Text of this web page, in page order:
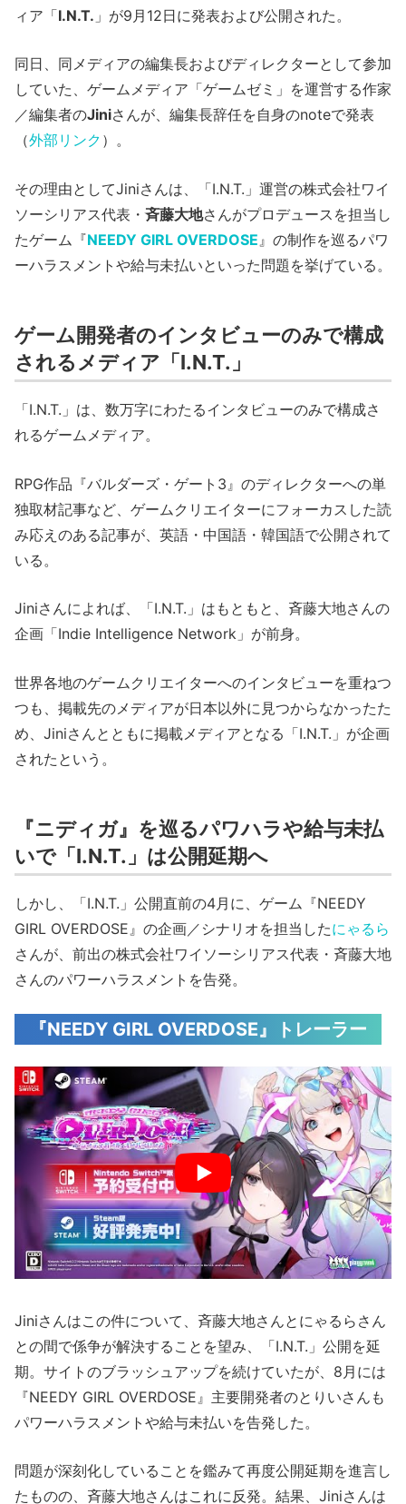
ィア「I.N.T. 」が9月12日に発表および公開された。
同日、同メディアの編集長およびディレクターとして参加
していた、ゲームメディア「ゲームゼミ」を運営する作家
／編集者のJiniさんが、編集長辞任を自身のnoteで発表
（外部リンク ）。
その理由としてJiniさんは、「I.N.T.」運営の株式会社ワイ
ソーシリアス代表・斉藤大地さんがプロデュースを担当し
たゲーム『NEEDY GIRL OVERDOSE 』の制作を巡るパワ
ーハラスメントや給与未払いといった問題を挙げている。
ゲーム開発者のインタビューのみで構成
されるメディア「I.N.T.」
「I.N.T.」は、数万字にわたるインタビューのみで構成さ
れるゲームメディア。
RPG作品『バルダーズ・ゲート3』のディレクターへの単
独取材記事など、ゲームクリエイターにフォーカスした読
み応えのある記事が、英語・中国語・韓国語で公開されて
いる。
Jiniさんによれば、「I.N.T.」はもともと、斉藤大地さんの
企画「Indie Intelligence Network」が前身。
世界各地のゲームクリエイターへのインタビューを重ねつ
つも、掲載先のメディアが日本以外に見つからなかったた
め、Jiniさんとともに掲載メディアとなる「I.N.T.」が企画
されたという。
『ニディガ』を巡るパワハラや給与未払
いで「I.N.T.」は公開延期へ
しかし、「I.N.T.」公開直前の4月に、ゲーム『NEEDY
GIRL OVERDOSE』の企画／シナリオを担当したにゃるら
さんが、前出の株式会社ワイソーシリアス代表・斉藤大地
さんのパワーハラスメントを告発。
『NEEDY GIRL OVERDOSE』トレーラー
Jiniさんはこの件について、斉藤大地さんとにゃるらさん
との間で係争が解決することを望み、「I.N.T.」公開を延
期。サイトのブラッシュアップを続けていたが、8月には
『NEEDY GIRL OVERDOSE』主要開発者のとりいさんも
パワーハラスメントや給与未払いを告発した。
問題が深刻化していることを鑑みて再度公開延期を進言し
たものの、斉藤大地さんはこれに反発。結果、Jiniさんは